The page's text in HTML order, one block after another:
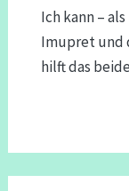
Ich kann –
Imupret und
hilft das